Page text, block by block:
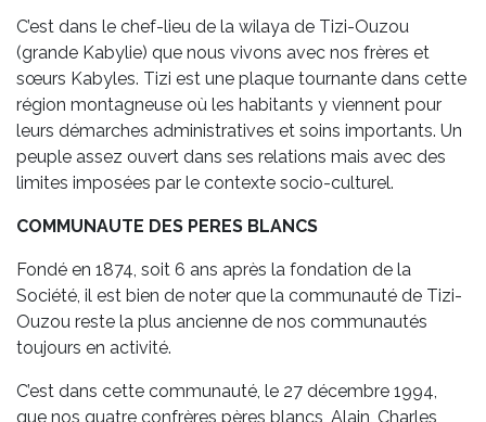
C’est dans le chef-lieu de la wilaya de Tizi-Ouzou
(grande Kabylie) que nous vivons avec nos frères et
sœurs Kabyles. Tizi est une plaque tournante dans cette
région montagneuse où les habitants y viennent pour
leurs démarches administratives et soins importants. Un
peuple assez ouvert dans ses relations mais avec des
limites imposées par le contexte socio-culturel.
COMMUNAUTE DES PERES BLANCS
Fondé en 1874, soit 6 ans après la fondation de la
Société, il est bien de noter que la communauté de Tizi-
Ouzou reste la plus ancienne de nos communautés
toujours en activité.
C’est dans cette communauté, le 27 décembre 1994,
que nos quatre confrères pères blancs, Alain, Charles,